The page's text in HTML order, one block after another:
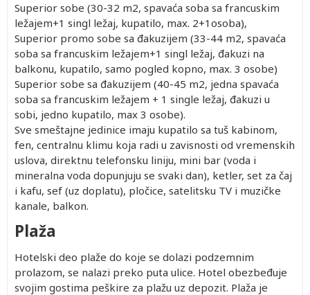
Superior sobe (30-32 m2, spavaća soba sa francuskim
ležajem+1 singl ležaj, kupatilo, max. 2+1osoba),
Superior promo sobe sa đakuzijem (33-44 m2, spavaća
soba sa francuskim ležajem+1 singl ležaj, đakuzi na
balkonu, kupatilo, samo pogled kopno, max. 3 osobe)
Superior sobe sa đakuzijem (40-45 m2, jedna spavaća
soba sa francuskim ležajem + 1 single ležaj, đakuzi u
sobi, jedno kupatilo, max 3 osobe).
Sve smeštajne jedinice imaju kupatilo sa tuš kabinom,
fen, centralnu klimu koja radi u zavisnosti od vremenskih
uslova, direktnu telefonsku liniju, mini bar (voda i
mineralna voda dopunjuju se svaki dan), ketler, set za čaj
i kafu, sef (uz doplatu), pločice, satelitsku TV i muzičke
kanale, balkon.
Plaža
Hotelski deo plaže do koje se dolazi podzemnim
prolazom, se nalazi preko puta ulice. Hotel obezbeđuje
svojim gostima peškire za plažu uz depozit. Plaža je